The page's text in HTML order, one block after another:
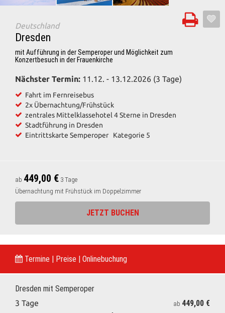
Deutschland
Dresden
mit Aufführung in der Semperoper und Möglichkeit zum
Konzertbesuch in der Frauenkirche
Nächster Termin: 11.12. - 13.12.2026 (3 Tage)
Fahrt im Fernreisebus
2x Übernachtung/Frühstück
zentrales Mittelklassehotel 4 Sterne in Dresden
Stadtführung in Dresden
Eintrittskarte Semperoper Kategorie 5
ab 449,00 € 3 Tage
Übernachtung mit Frühstück im Doppelzimmer
JETZT BUCHEN
Termine | Preise | Onlinebuchung
Dresden mit Semperoper
3 Tage ab 449,00 €